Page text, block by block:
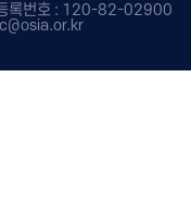
등록번호 : 120-82-02900